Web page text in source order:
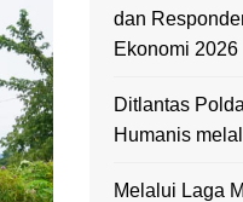
dan
Ekonomi 2026
Ditlantas
Humanis
Melalui Laga